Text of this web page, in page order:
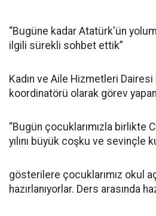
“Bugüne kadar Atatürk'ün
ilgili sürekli sohbet ettik”
Kadın ve Aile Hizmetleri Dairesi
koordinatörü olarak görev yapan
“Bugün çocuklarımızla birlikte
yılını büyük coşku ve sevinçle
gösterilere çocuklarımız okul
hazırlanıyorlar. Ders arasında